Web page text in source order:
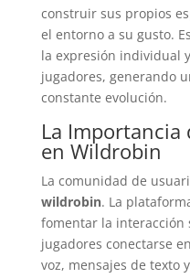
construir sus propios
el entorno a su gusto.
la expresión individual
jugadores, generando
constante evolución.
La Importancia
en Wildrobin
La comunidad de
wildrobin. La
fomentar la interacción
jugadores conectarse
voz, mensajes de texto